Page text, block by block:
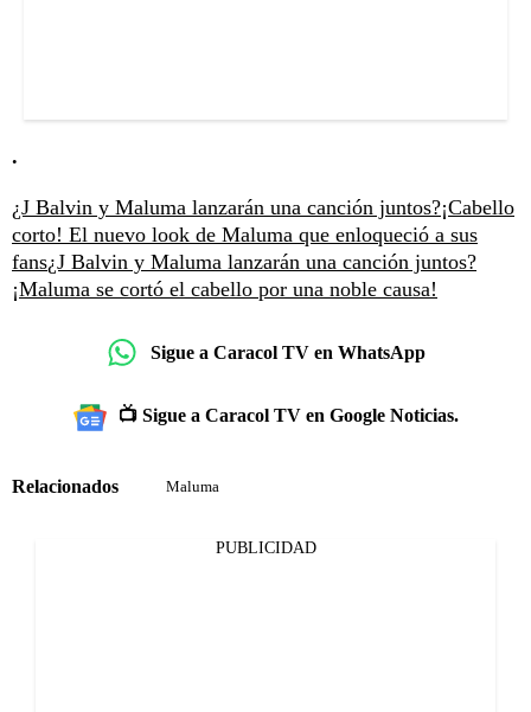
.
¿J Balvin y Maluma lanzarán una canción juntos?¡Cabello
corto! El nuevo look de Maluma que enloqueció a sus
fans¿J Balvin y Maluma lanzarán una canción juntos?
¡Maluma se cortó el cabello por una noble causa!
Sigue a Caracol TV en WhatsApp
📺 Sigue a Caracol TV en Google Noticias.
Relacionados Maluma
PUBLICIDAD